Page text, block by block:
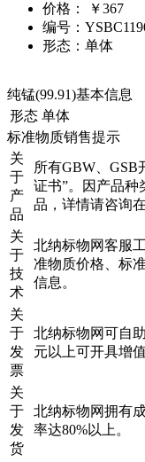
价格：
￥367
编号：
形态： 单体
纯锰(99.91)基本信息
形态 单体
标准物质销售提示
关
于
产
品
所有GBW、GSB
证书”。因产品种
品，详情请咨询
关
于
技
术
北纳标物网客服
准物质价格、标
信息。
关
于
发
票
北纳标物网可自
元以上可开具增
关
于
发
货
北纳标物网拥有
率达80%以上。